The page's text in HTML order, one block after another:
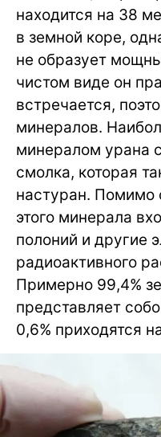
находится на 38
в земной коре,
не образует
чистом виде он
встречается,
минералов.
минералом урана
смолка, которая
настуран. Помимо
этого минерала
полоний и другие
радиоактивного
Примерно 99,4%
представляет
0,6% приходятся